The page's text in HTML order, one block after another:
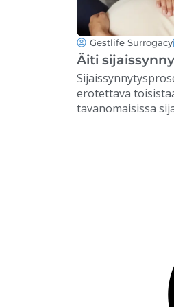
Gestlife Surrogacy
Äiti
erotettava
tavanomaisissa